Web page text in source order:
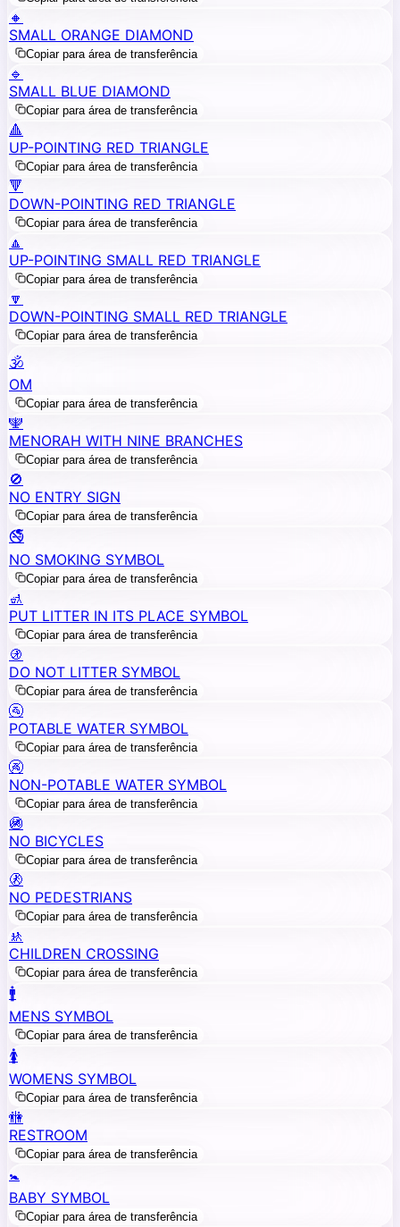
🔸
SMALL ORANGE DIAMOND
Copiar para área de transferência
🔹
SMALL BLUE DIAMOND
Copiar para área de transferência
🔺
UP-POINTING RED TRIANGLE
Copiar para área de transferência
🔻
DOWN-POINTING RED TRIANGLE
Copiar para área de transferência
🔼
UP-POINTING SMALL RED TRIANGLE
Copiar para área de transferência
🔽
DOWN-POINTING SMALL RED TRIANGLE
Copiar para área de transferência
🕉️
OM
Copiar para área de transferência
🕎
MENORAH WITH NINE BRANCHES
Copiar para área de transferência
🚫
NO ENTRY SIGN
Copiar para área de transferência
🚭
NO SMOKING SYMBOL
Copiar para área de transferência
🚮
PUT LITTER IN ITS PLACE SYMBOL
Copiar para área de transferência
🚯
DO NOT LITTER SYMBOL
Copiar para área de transferência
🚰
POTABLE WATER SYMBOL
Copiar para área de transferência
🚱
NON-POTABLE WATER SYMBOL
Copiar para área de transferência
🚳
NO BICYCLES
Copiar para área de transferência
🚷
NO PEDESTRIANS
Copiar para área de transferência
🚸
CHILDREN CROSSING
Copiar para área de transferência
🚹
MENS SYMBOL
Copiar para área de transferência
🚺
WOMENS SYMBOL
Copiar para área de transferência
🚻
RESTROOM
Copiar para área de transferência
🚼
BABY SYMBOL
Copiar para área de transferência